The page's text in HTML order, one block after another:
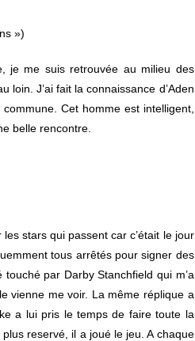
»)
je me suis retrouvée au milieu des
loin. J’ai fait la connaissance d’Aden
Cet homme est intelligent,
belle rencontre.
stars qui passent car c’était le jour
tous arrêtés pour signer des
par Darby Stanchfield qui m’a
vienne me voir. La même réplique a
a lui pris le temps de faire toute la
reservé, il a joué le jeu. A chaque